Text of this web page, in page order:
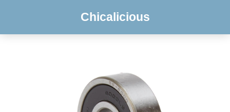
Chicalicious